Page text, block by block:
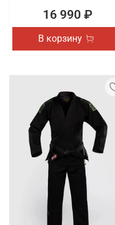
16 990 ₽
В корзину